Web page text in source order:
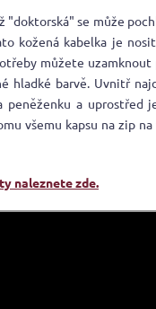
"doktorská" se může
kožená kabelka je
můžete
hladké barvě. Uvnitř
peněženku a uprostřed
všemu kapsu na zip
naleznete zde.